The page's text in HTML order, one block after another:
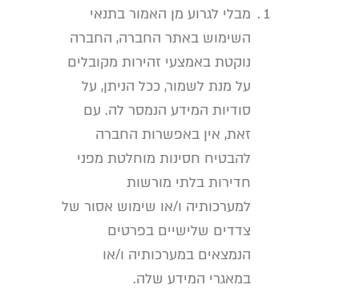
מבלי לגרוע מן האמור בתנאי
השימוש באתר החברה, החברה
נוקטת באמצעי זהירות מקובלים
על מנת לשמור, ככל הניתן, על
סודיות המידע הנמסר לה. עם
זאת, אין באפשרות החברה
להבטיח חסינות מוחלטת מפני
חדירות בלתי מורשות
למערכותיה ו/או שימוש אסור של
צדדים שלישיים בפרטים
הנמצאים במערכותיה ו/או
במאגרי המידע שלה.